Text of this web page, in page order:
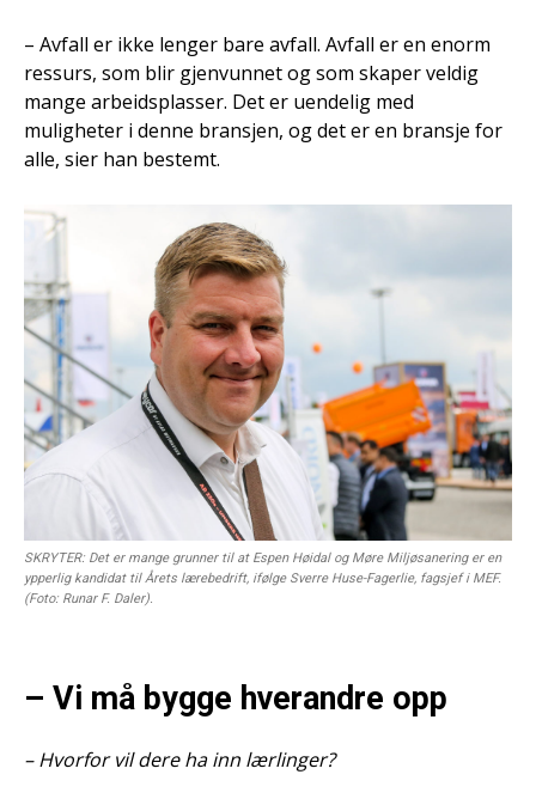
– Avfall er ikke lenger bare avfall. Avfall er en enorm
ressurs, som blir gjenvunnet og som skaper veldig
mange arbeidsplasser. Det er uendelig med
muligheter i denne bransjen, og det er en bransje for
alle, sier han bestemt.
SKRYTER: Det er mange grunner til at Espen Høidal og Møre Miljøsanering er en
ypperlig kandidat til Årets lærebedrift, ifølge Sverre Huse-Fagerlie, fagsjef i MEF.
(Foto: Runar F. Daler).
– Vi må bygge hverandre opp
– Hvorfor vil dere ha inn lærlinger?